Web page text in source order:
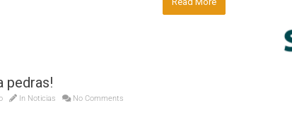
pedras!
In Noticias No Comments